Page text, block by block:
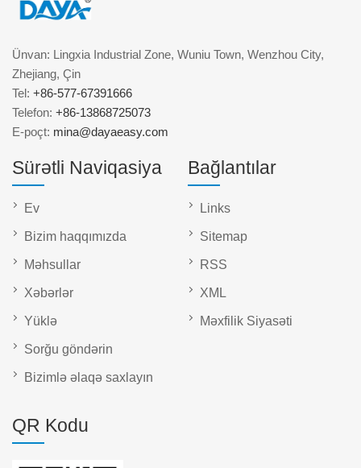
Ünvan: Lingxia Industrial Zone, Wuniu Town, Wenzhou City,
Zhejiang, Çin
Tel: +86-577-67391666
Telefon: +86-13868725073
E-poçt: mina@dayaeasy.com
Sürətli Naviqasiya
Ev
Bizim haqqımızda
Məhsullar
Xəbərlər
Yüklə
Sorğu göndərin
Bizimlə əlaqə saxlayın
Bağlantılar
Links
Sitemap
RSS
XML
Məxfilik Siyasəti
QR Kodu